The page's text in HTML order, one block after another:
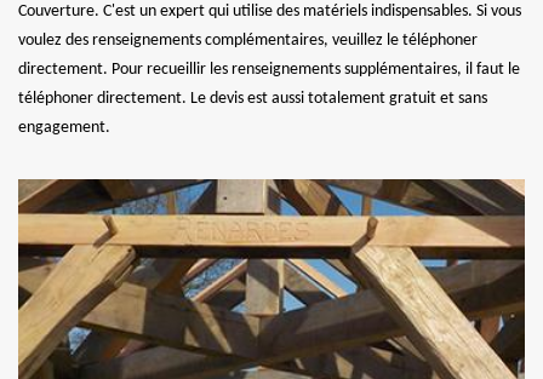
Couverture. C'est un expert qui utilise des matériels indispensables. Si vous
voulez des renseignements complémentaires, veuillez le téléphoner
directement. Pour recueillir les renseignements supplémentaires, il faut le
téléphoner directement. Le devis est aussi totalement gratuit et sans
engagement.